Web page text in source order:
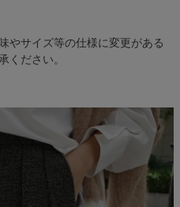
やサイズ等の仕様に変更がある
ください。